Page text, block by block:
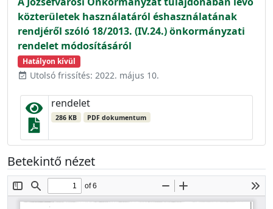
közterületek használatáról éshasználatának
rendjéről szóló 18/2013. (IV.24.) önkormányzati
rendelet módosításáról
Hatályon kívül
event_available Utolsó frissítés: 2022. május 10.
rendelet
286 KB PDF dokumentum
Betekintő nézet